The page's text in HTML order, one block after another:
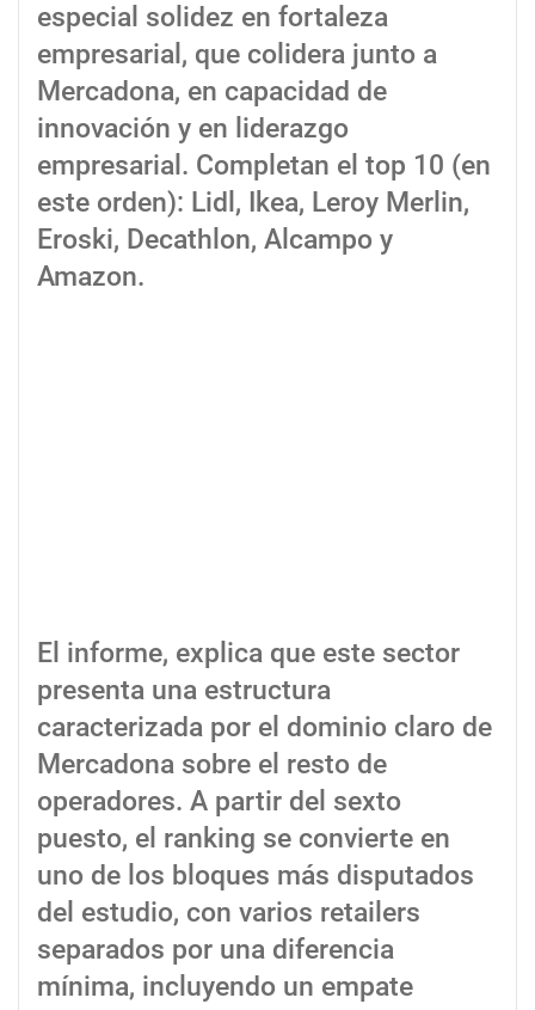
especial solidez en fortaleza
empresarial, que colidera junto a
Mercadona, en capacidad de
innovación y en liderazgo
empresarial. Completan el top 10 (en
este orden): Lidl, Ikea, Leroy Merlin,
Eroski, Decathlon, Alcampo y
Amazon.
El informe, explica que este sector
presenta una estructura
caracterizada por el dominio claro de
Mercadona sobre el resto de
operadores. A partir del sexto
puesto, el ranking se convierte en
uno de los bloques más disputados
del estudio, con varios retailers
separados por una diferencia
mínima, incluyendo un empate